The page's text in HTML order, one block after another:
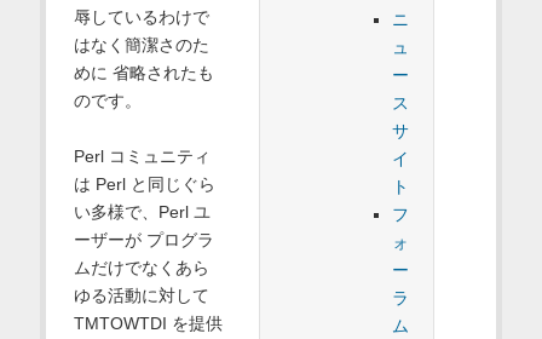
ニ
ュ
ー
ス
サ
イ
ト
フ
ォ
ー
ラ
ム
辱しているわけで
はなく簡潔さのた
めに 省略されたも
のです。
Perl コミュニティ
は Perl と同じぐら
い多様で、Perl ユ
ーザーが プログラ
ムだけでなくあら
ゆる活動に対して
TMTOWTDI を提供